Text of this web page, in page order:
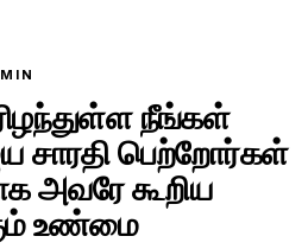
MIN
நீங்கள்
சாரதி பெற்றோர்கள்
அவரே கூறிய
உண்மை